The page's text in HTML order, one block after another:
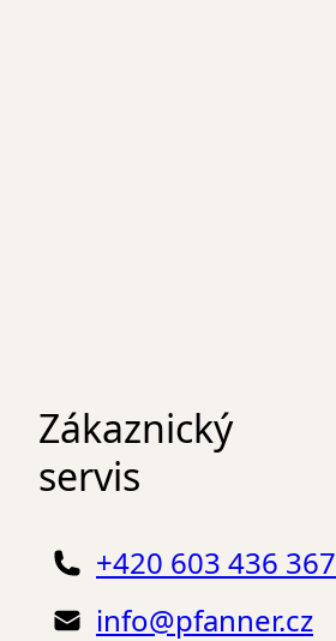
Zákaznický
servis
+420 603 436 367
info@pfanner.cz